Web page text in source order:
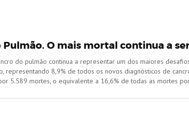
Pulmão. O mais mortal continua a
do pulmão continua a representar um dos maiores
representando 8,9% de todos os novos diagnósticos de
5.589 mortes, o equivalente a 16,6% de todas as mortes